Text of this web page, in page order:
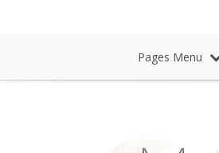
Pages Menu